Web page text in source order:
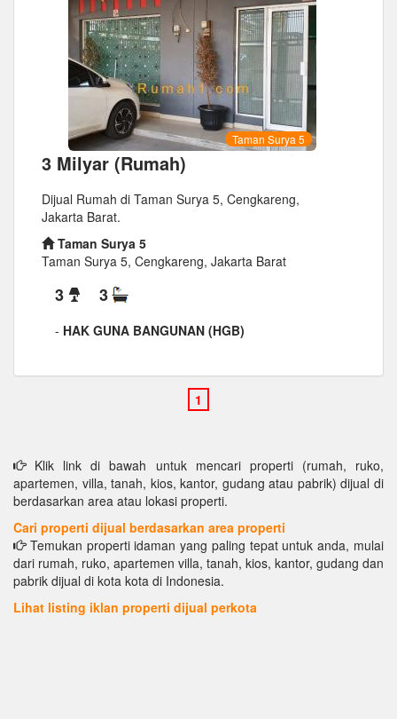
Taman Surya 5
3 Milyar (Rumah)
Dijual Rumah di Taman Surya 5, Cengkareng,
Jakarta Barat.
Taman Surya 5
Taman Surya 5, Cengkareng, Jakarta Barat
3 3
- HAK GUNA BANGUNAN (HGB)
Klik link di bawah untuk mencari properti (rumah, ruko,
apartemen, villa, tanah, kios, kantor, gudang atau pabrik) dijual di
berdasarkan area atau lokasi properti.
Cari properti dijual berdasarkan area properti
Temukan properti idaman yang paling tepat untuk anda, mulai
dari rumah, ruko, apartemen villa, tanah, kios, kantor, gudang dan
pabrik dijual di kota kota di Indonesia.
Lihat listing iklan properti dijual perkota